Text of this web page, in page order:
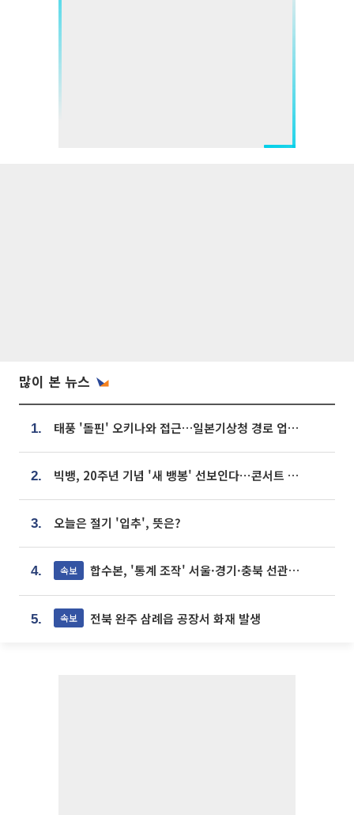
많이 본 뉴스
1. 태풍 '돌핀' 오키나와 접근…일본기상청 경로 업데이트
2. 빅뱅, 20주년 기념 '새 뱅봉' 선보인다⋯콘서트 앞두고 팝업 개최
3. 오늘은 절기 '입추', 뜻은?
4. 속보 합수본, '통계 조작' 서울·경기·충북 선관위 등 추가 압수수색
5. 속보 전북 완주 삼례읍 공장서 화재 발생